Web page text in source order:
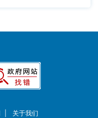
关于我们